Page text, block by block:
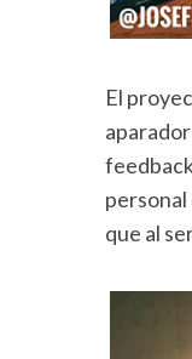
El
que al